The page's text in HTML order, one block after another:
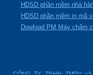
HDSD phần mềm nhà
HDSD phần mềm in mã
Dowload PM Máy chấm